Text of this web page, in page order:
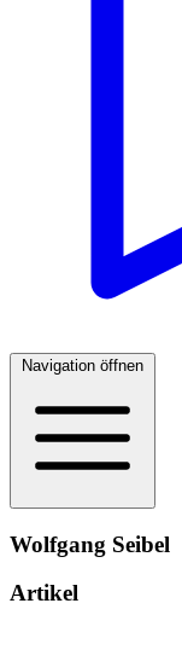
Navigation öffnen
Wolfgang Seibel
Artikel